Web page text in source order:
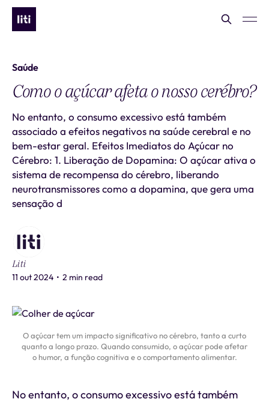
Saúde
Como o açúcar afeta o nosso cerébro?
No entanto, o consumo excessivo está também
associado a efeitos negativos na saúde cerebral e no
bem-estar geral. Efeitos Imediatos do Açúcar no
Cérebro: 1. Liberação de Dopamina: O açúcar ativa o
sistema de recompensa do cérebro, liberando
neurotransmissores como a dopamina, que gera uma
sensação d
Liti
11 out 2024 • 2 min read
O açúcar tem um impacto significativo no cérebro, tanto a curto
quanto a longo prazo. Quando consumido, o açúcar pode afetar
o humor, a função cognitiva e o comportamento alimentar.
No entanto, o consumo excessivo está também